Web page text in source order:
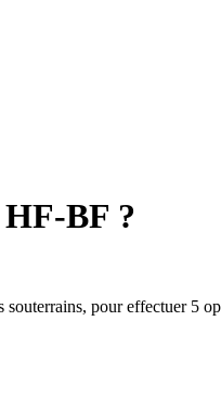
BF ?
pour effectuer 5